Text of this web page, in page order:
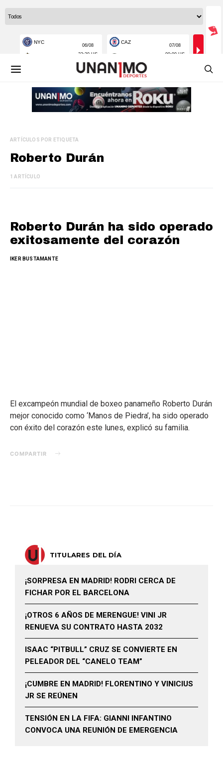
ARTÍCULOS POR ETIQUETA
Roberto Durán
1 ARTÍCULO
Roberto Durán ha sido operado
exitosamente del corazón
IKER BUSTAMANTE
El excampeón mundial de boxeo panameño Roberto Durán
mejor conocido como ‘Manos de Piedra’, ha sido operado
con éxito del corazón este lunes, explicó su familia.
COMPARTIR
TITULARES DEL DÍA
¡SORPRESA EN MADRID! RODRI CERCA DE
FICHAR POR EL BARCELONA
¡OTROS 6 AÑOS DE MERENGUE! VINI JR
RENUEVA SU CONTRATO HASTA 2032
ISAAC “PITBULL” CRUZ SE CONVIERTE EN
PELEADOR DEL “CANELO TEAM”
¡CUMBRE EN MADRID! FLORENTINO Y VINICIUS
JR SE REÚNEN
TENSIÓN EN LA FIFA: GIANNI INFANTINO
CONVOCA UNA REUNIÓN DE EMERGENCIA